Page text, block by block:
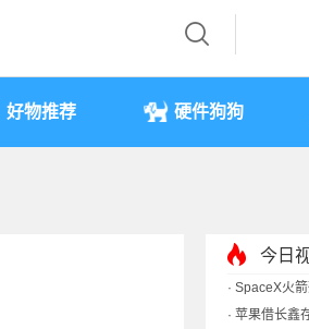
好物推荐 硬件狗狗
今日
· SpaceX火
· 苹果借长鑫